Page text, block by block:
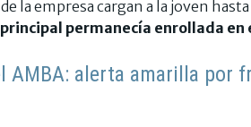
la empresa cargan a la joven
permanecía enrollada en
AMBA: alerta amarilla por